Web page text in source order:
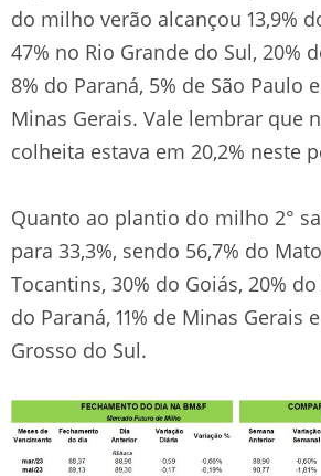
do milho verão alcançou 13,9%
47% no Rio Grande do Sul, 20%
8% do Paraná, 5% de São Paulo
Minas Gerais. Vale lembrar que
colheita estava em 20,2% neste
Quanto ao plantio do milho 2°
para 33,3%, sendo 56,7% do
Tocantins, 30% do Goiás, 20%
do Paraná, 11% de Minas Gerais
Grosso do Sul.